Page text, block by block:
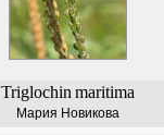
Triglochin maritima
Мария Новикова